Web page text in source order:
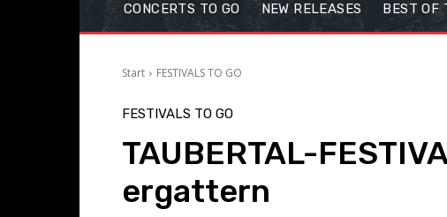
CONCERTS TO GO NEW RELEASES BEST OF
Start FESTIVALS TO GO
FESTIVALS TO GO
TAUBERTAL-
ergattern